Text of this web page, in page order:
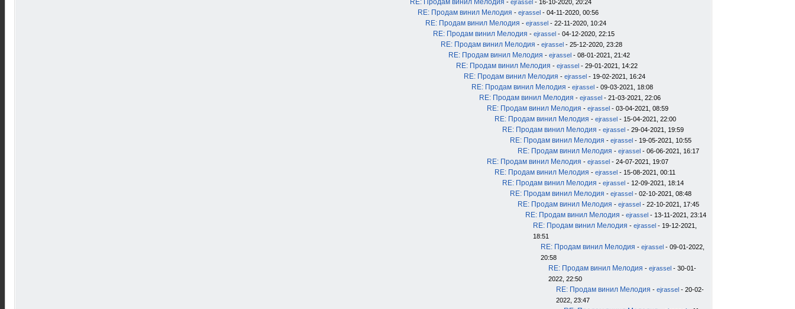
RE: Продам винил Мелодия - ejrassel - 16-10-2020, 20:24
RE: Продам винил Мелодия - ejrassel - 04-11-2020, 00:56
RE: Продам винил Мелодия - ejrassel - 22-11-2020, 10:24
RE: Продам винил Мелодия - ejrassel - 04-12-2020, 22:15
RE: Продам винил Мелодия - ejrassel - 25-12-2020, 23:28
RE: Продам винил Мелодия - ejrassel - 08-01-2021, 21:42
RE: Продам винил Мелодия - ejrassel - 29-01-2021, 14:22
RE: Продам винил Мелодия - ejrassel - 19-02-2021, 16:24
RE: Продам винил Мелодия - ejrassel - 09-03-2021, 18:08
RE: Продам винил Мелодия - ejrassel - 21-03-2021, 22:06
RE: Продам винил Мелодия - ejrassel - 03-04-2021, 08:59
RE: Продам винил Мелодия - ejrassel - 15-04-2021, 22:00
RE: Продам винил Мелодия - ejrassel - 29-04-2021, 19:59
RE: Продам винил Мелодия - ejrassel - 19-05-2021, 10:55
RE: Продам винил Мелодия - ejrassel - 06-06-2021, 16:17
RE: Продам винил Мелодия - ejrassel - 24-07-2021, 19:07
RE: Продам винил Мелодия - ejrassel - 15-08-2021, 00:11
RE: Продам винил Мелодия - ejrassel - 12-09-2021, 18:14
RE: Продам винил Мелодия - ejrassel - 02-10-2021, 08:48
RE: Продам винил Мелодия - ejrassel - 22-10-2021, 17:45
RE: Продам винил Мелодия - ejrassel - 13-11-2021, 23:14
RE: Продам винил Мелодия - ejrassel - 19-12-2021,
18:51
RE: Продам винил Мелодия - ejrassel - 09-01-2022,
20:58
RE: Продам винил Мелодия - ejrassel - 30-01-
2022, 22:50
RE: Продам винил Мелодия - ejrassel - 20-02-
2022, 23:47